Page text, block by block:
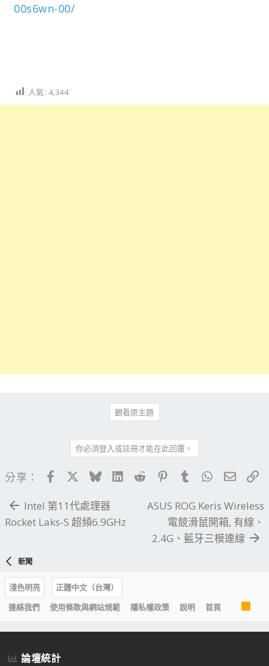
00s6wn-00/
人氣: 4,344
觀看原主題
你必須登入或註冊才能在此回覆。
分享： FacebookBlueskyLinkedIn
Reddit PinterestTumblrWhatsApp
電子
Intel 第11代處理器
Rocket Laks-S 超頻6.9GHz
ASUS ROG Keris Wireless
電競滑鼠開箱, 有線、
2.4G、藍牙三模連線
新聞
淺色明亮
正體中文（台灣）
連絡我們
使用條款與網站規範 隱私權政策 說明 首頁
R
S
S
論壇統計